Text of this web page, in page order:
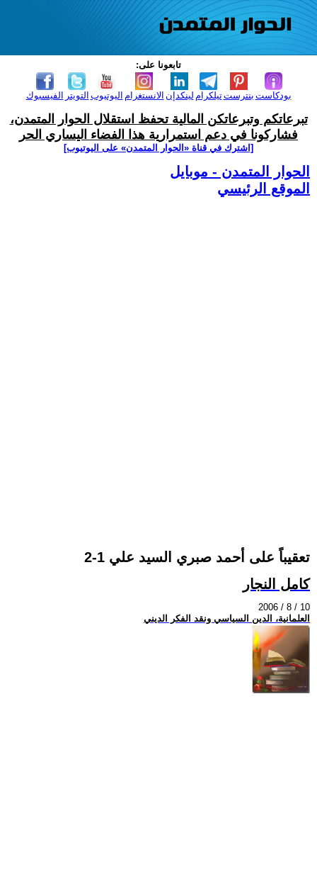
تابعونا على:
الفيسبوك التويتر اليوتيوب الانستغرام لينكدإن تيلكرامبنترست بودكاست
تبرعاتكم وتبرعاتكن المالية تحفظ استقلال الحوار المتمدن،
فشاركونا في دعم استمرارية هذا الفضاء اليساري الحر
[اشترك في قناة ‫«الحوار المتمدن» على اليوتيوب]
الحوار المتمدن - موبايل
الموقع الرئيسي
تعقيباً على أحمد صبري السيد علي 1-2
كامل النجار
2006 / 8 / 10
العلمانية، الدين السياسي ونقد الفكر الديني